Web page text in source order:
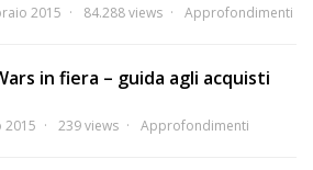
2015 84.288 views Approfondimenti
in fiera – guida agli acquisti
2015 239 views Approfondimenti